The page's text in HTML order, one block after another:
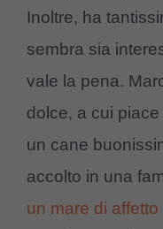
Inoltre, ha
sembra sia
vale la pena.
dolce, a cui piace
un cane
accolto in una
un mare di affetto